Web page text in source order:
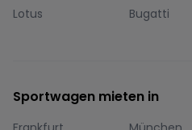
Lotus
Bugatti
Sportwagen mieten in